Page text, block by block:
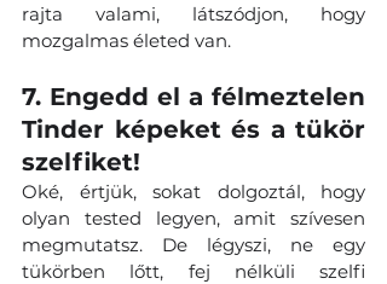
rajta valami, látszódjon, hogy
mozgalmas életed van.
7. Engedd el a félmeztelen
Tinder képeket és a tükör
szelfiket!
Oké, értjük, sokat dolgoztál, hogy
olyan tested legyen, amit szívesen
megmutatsz. De légyszi, ne egy
tükörben lőtt, fej nélküli szelfi